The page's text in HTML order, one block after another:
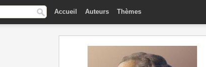
Accueil Auteurs Thèmes